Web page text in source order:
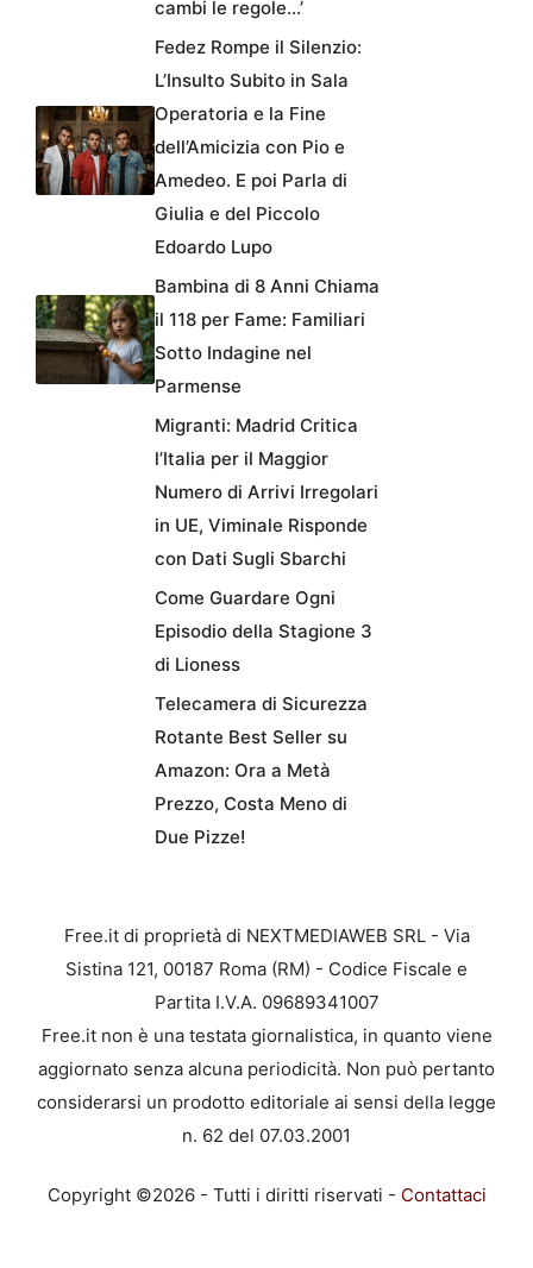
cambi le regole…’
Fedez Rompe il Silenzio:
L’Insulto Subito in Sala
Operatoria e la Fine
dell’Amicizia con Pio e
Amedeo. E poi Parla di
Giulia e del Piccolo
Edoardo Lupo
Bambina di 8 Anni Chiama
il 118 per Fame: Familiari
Sotto Indagine nel
Parmense
Migranti: Madrid Critica
l’Italia per il Maggior
Numero di Arrivi Irregolari
in UE, Viminale Risponde
con Dati Sugli Sbarchi
Come Guardare Ogni
Episodio della Stagione 3
di Lioness
Telecamera di Sicurezza
Rotante Best Seller su
Amazon: Ora a Metà
Prezzo, Costa Meno di
Due Pizze!
Free.it di proprietà di NEXTMEDIAWEB SRL - Via
Sistina 121, 00187 Roma (RM) - Codice Fiscale e
Partita I.V.A. 09689341007
Free.it non è una testata giornalistica, in quanto viene
aggiornato senza alcuna periodicità. Non può pertanto
considerarsi un prodotto editoriale ai sensi della legge
n. 62 del 07.03.2001
Copyright ©2026 - Tutti i diritti riservati - Contattaci